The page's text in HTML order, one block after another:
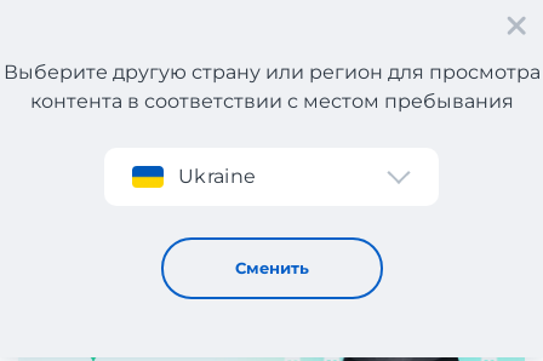
Регистрация
Выберите другую страну или регион для просмотра
контента в соответствии с местом пребывания
Ukraine
Сменить
Результаты розыгрыша от Meest Shopping!